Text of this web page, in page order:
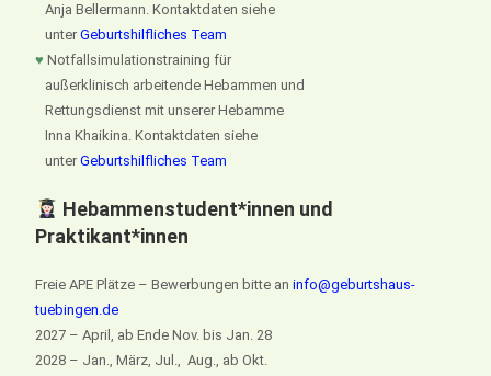
Anja Bellermann. Kontaktdaten siehe
unterGeburtshilfliches Team
♥ Notfallsimulationstraining für
außerklinisch arbeitende Hebammen und
Rettungsdienst mit unserer Hebamme
Inna Khaikina. Kontaktdaten siehe
unterGeburtshilfliches Team
Hebammenstudent*innen und
Praktikant*innen
Freie APE Plätze – Bewerbungen bitte aninfo@geburtshaus-
tuebingen.de
2027 – April, ab Ende Nov. bis Jan. 28
2028 – Jan., März, Jul., Aug., ab Okt.